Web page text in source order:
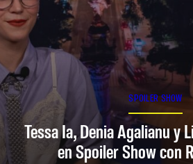
SPOILER SHOW
Tessa Ia, Denia Agalianu y
en Spoiler Show con